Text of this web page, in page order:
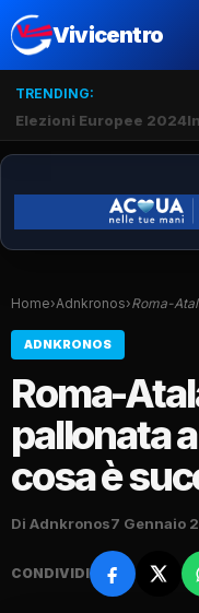
Vivicentro
TRENDING:
Elezioni Europee 2024
Home›Adnkronos›Roma-
ADNKRONOS
Roma-
pallonata
cosa è
Di Adnkronos7 Gennaio
CONDIVIDI